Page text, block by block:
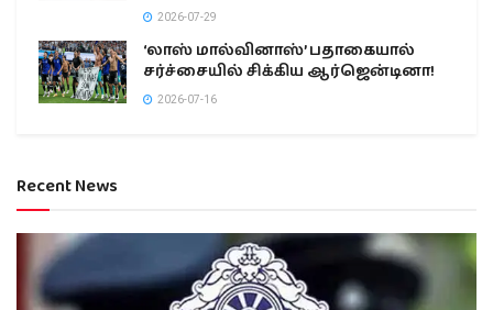
2026-07-29
‘லாஸ் மால்வினாஸ்’ பதாகையால்
சர்ச்சையில் சிக்கிய ஆர்ஜென்டினா!
2026-07-16
Recent News